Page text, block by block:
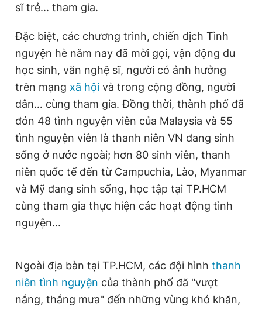
sĩ trẻ... tham gia.
Đặc biệt, các chương trình, chiến dịch Tình
nguyện hè năm nay đã mời gọi, vận động du
học sinh, văn nghệ sĩ, người có ảnh hưởng
trên mạng xã hội và trong cộng đồng, người
dân… cùng tham gia. Đồng thời, thành phố đã
đón 48 tình nguyện viên của Malaysia và 55
tình nguyện viên là thanh niên VN đang sinh
sống ở nước ngoài; hơn 80 sinh viên, thanh
niên quốc tế đến từ Campuchia, Lào, Myanmar
và Mỹ đang sinh sống, học tập tại TP.HCM
cùng tham gia thực hiện các hoạt động tình
nguyện...
Ngoài địa bàn tại TP.HCM, các đội hình thanh
niên tình nguyện của thành phố đã "vượt
nắng, thắng mưa" đến những vùng khó khăn,